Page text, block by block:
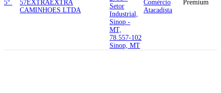
5°
57EXTRAEXTRA
CAMINHOES LTDA
Setor
Industrial,
Sinop -
MT,
78.557-102
Sinop, MT
Comércio
Atacadista
Premium